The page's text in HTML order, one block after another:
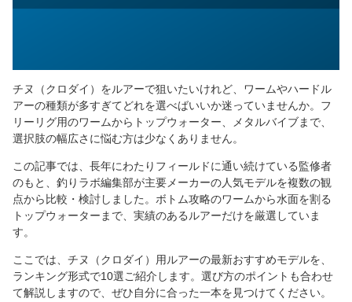
チヌ（クロダイ）をルアーで狙いたいけれど、ワームやハードル
アーの種類が多すぎてどれを選べばいいか迷っていませんか。フ
リーリグ用のワームからトップウォーター、メタルバイブまで、
選択肢の幅広さに悩む方は少なくありません。
この記事では、長年にわたりフィールドに通い続けている監修者
のもと、釣りラボ編集部が主要メーカーの人気モデルを複数の観
点から比較・検討しました。ボトム攻略のワームから水面を割る
トップウォーターまで、実績のあるルアーだけを厳選していま
す。
ここでは、チヌ（クロダイ）用ルアーの最新おすすめモデルを、
ランキング形式で10選ご紹介します。選び方のポイントも合わせ
て解説しますので、ぜひ自分に合った一本を見つけてください。